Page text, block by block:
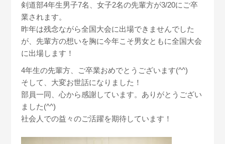
剣道部4年生男子7名、女子2名の先輩方が3/20にご卒
業されます。
昨年は残念ながら全国大会に出場できませんでした
が、先輩方の想いを胸に今年こそ男女ともに全国大会
に出場します！
4年生の先輩方、ご卒業おめでとうございます(^^)
そして、大変お世話になりました！
部員一同、心から感謝しています。ありがとうござい
ました(^^)
社会人での益々のご活躍を期待しています！